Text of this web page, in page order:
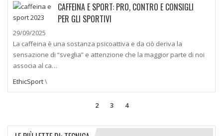
CAFFEINA E SPORT: PRO, CONTRO E CONSIGLI
PER GLI SPORTIVI
29/09/2025
La caffeina è una sostanza psicoattiva e da ciò deriva la
sensazione di “sveglia” e attenzione che la maggior parte di noi
associa al ca…
EthicSport\
2 3 4